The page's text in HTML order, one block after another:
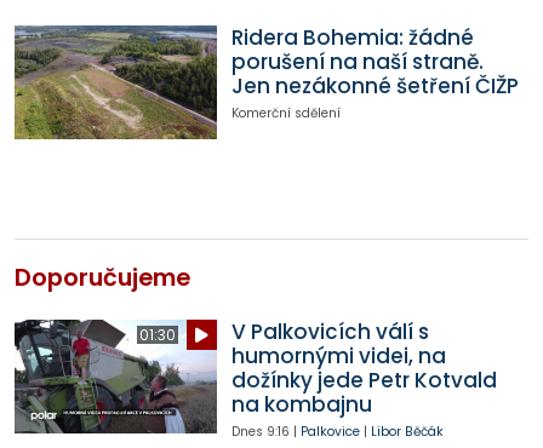
Ridera Bohemia: žádné
porušení na naší straně.
Jen nezákonné šetření ČIŽP
Komerční sdělení
Doporučujeme
01:30
V Palkovicích válí s
humornými videi, na
dožínky jede Petr Kotvald
na kombajnu
Dnes 9:16 | Palkovice| Libor Běčák